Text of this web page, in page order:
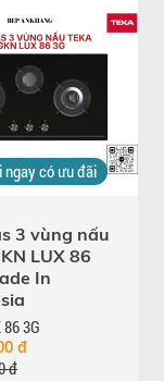
ngay có ưu đãi
3 vùng nấu
LUX 86
In
3G
đ
đ